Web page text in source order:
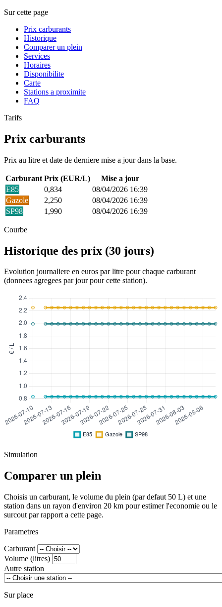
Sur cette page
Prix carburants
Historique
Comparer un plein
Services
Horaires
Disponibilite
Carte
Stations a proximite
FAQ
Tarifs
Prix carburants
Prix au litre et date de derniere mise a jour dans la base.
Carburant Prix (EUR/L)
Mise a jour
E85
0,834
08/04/2026 16:39
Gazole
2,250
08/04/2026 16:39
SP98
1,990 08/04/2026 16:39
Courbe
Historique des prix (30 jours)
Evolution journaliere en euros par litre pour chaque carburant
(donnees agregees par jour pour cette station).
Simulation
Comparer un plein
Choisis un carburant, le volume du plein (par defaut 50 L) et une
station dans un rayon d'environ 20 km pour estimer l'economie ou le
surcout par rapport a cette page.
Parametres
Carburant
Volume (litres)
Autre station
Sur place